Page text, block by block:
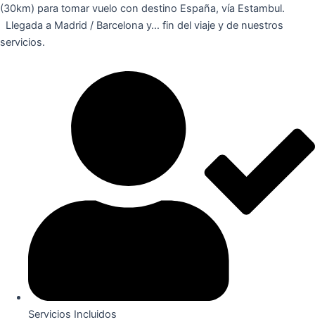
(30km) para tomar vuelo con destino España, vía Estambul.
Llegada a Madrid / Barcelona y… fin del viaje y de nuestros
servicios.
Servicios Incluidos